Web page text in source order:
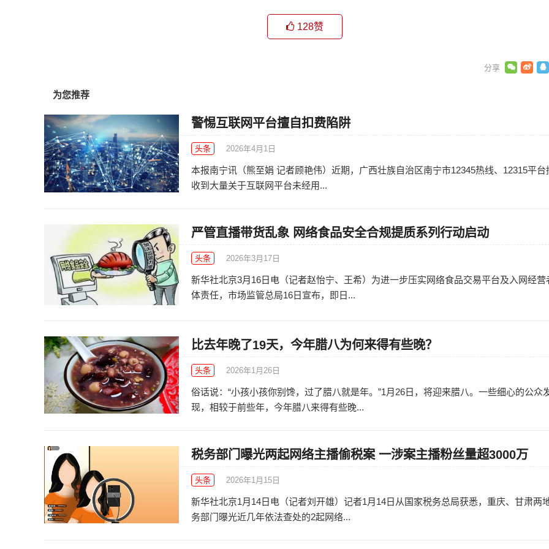
128赞
为您推荐
警惕互联网平台擅自扣费陷阱
头条 2026年4月1日
本报南宁讯（熊至娟 记者顾艳伟）近期，广西壮族自治区南宁市12345热线、12315平台
收到大量关于互联网平台未经用...
严管直播带货乱象 网络食品安全合规提质系列行动启动
头条 2026年3月17日
新华社北京3月16日电（记者赵怡宁、王希）为进一步压实网络食品交易平台及入网经营
体责任，市场监管总局16日宣布，即日...
比去年晚了19天，今年腊八为何来得有些晚？
头条 2026年1月26日
俗话说：“小孩小孩你别馋，过了腊八就是年。”1月26日，将迎来腊八。一些细心的公众
现，相较于前些年，今年腊八来得有些晚...
税务部门曝光两起网络主播偷税案 一涉案主播粉丝量超3000万
头条 2026年1月15日
新华社北京1月14日电（记者刘开雄）记者1月14日从国家税务总局获悉，重庆、甘肃两
务部门曝光近几年依法查处的2起网络...